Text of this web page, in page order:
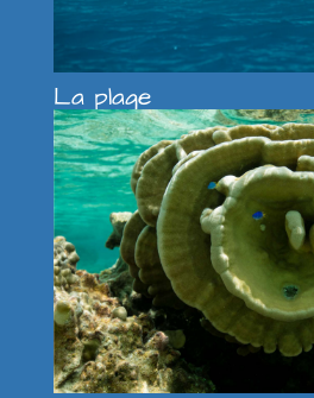
La plage